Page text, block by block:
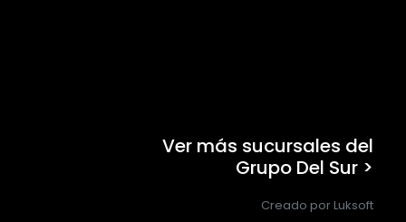
Ver más sucursales del
Grupo Del Sur >
Creado por Luksoft